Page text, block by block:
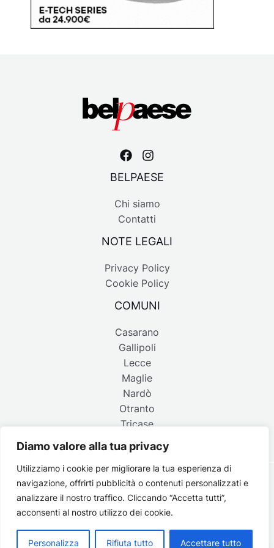
Diamo valore alla tua privacy
Utilizziamo i cookie per migliorare la tua esperienza di
navigazione, offrirti pubblicità o contenuti personalizzati e
analizzare il nostro traffico. Cliccando “Accetta tutti”,
acconsenti al nostro utilizzo dei cookie.
Personalizza Rifiuta tutto Accettare tutto
BELPAESE
Chi siamo
Contatti
NOTE LEGALI
Privacy Policy
Cookie Policy
COMUNI
Casarano
Gallipoli
Lecce
Maglie
Nardò
Otranto
Tricase
Copyright © 2026 Belpaese | Periodico d'informazione del
Salento - P.IVA 4637850753 - Testata registrata il 18 gennaio